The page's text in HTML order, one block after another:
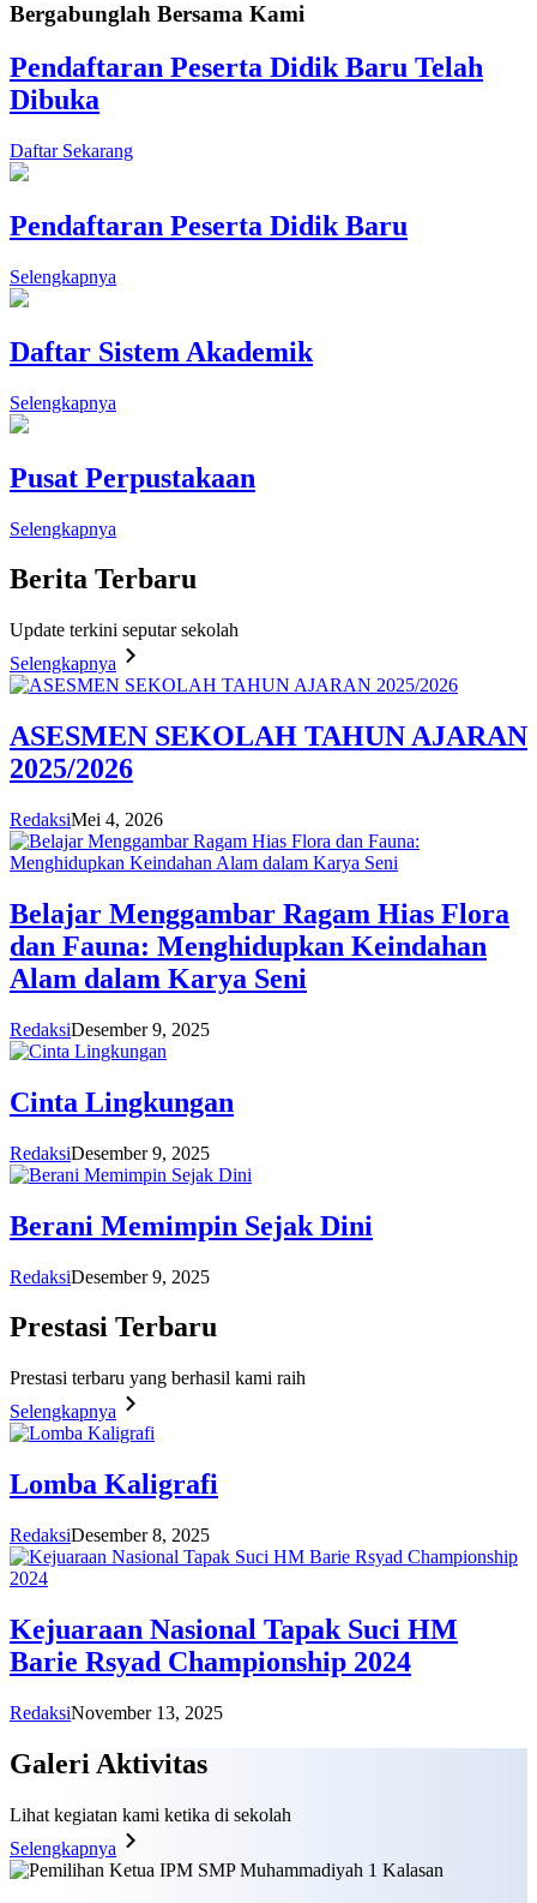
Bergabunglah Bersama Kami
Pendaftaran Peserta Didik Baru Telah
Dibuka
Daftar Sekarang
Pendaftaran Peserta Didik Baru
Selengkapnya
Daftar Sistem Akademik
Selengkapnya
Pusat Perpustakaan
Selengkapnya
Berita Terbaru
Update terkini seputar sekolah
Selengkapnya
ASESMEN SEKOLAH TAHUN AJARAN
2025/2026
RedaksiMei 4, 2026
Belajar Menggambar Ragam Hias Flora
dan Fauna: Menghidupkan Keindahan
Alam dalam Karya Seni
RedaksiDesember 9, 2025
Cinta Lingkungan
RedaksiDesember 9, 2025
Berani Memimpin Sejak Dini
RedaksiDesember 9, 2025
Prestasi Terbaru
Prestasi terbaru yang berhasil kami raih
Selengkapnya
Lomba Kaligrafi
RedaksiDesember 8, 2025
Kejuaraan Nasional Tapak Suci HM
Barie Rsyad Championship 2024
RedaksiNovember 13, 2025
Galeri Aktivitas
Lihat kegiatan kami ketika di sekolah
Selengkapnya